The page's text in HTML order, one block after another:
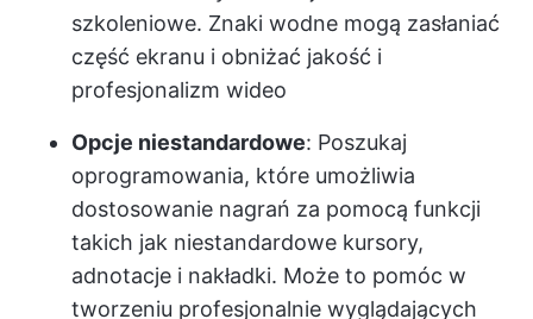
szkoleniowe. Znaki wodne mogą zasłaniać
część ekranu i obniżać jakość i
profesjonalizm wideo
Opcje niestandardowe: Poszukaj
oprogramowania, które umożliwia
dostosowanie nagrań za pomocą funkcji
takich jak niestandardowe kursory,
adnotacje i nakładki. Może to pomóc w
tworzeniu profesjonalnie wyglądających